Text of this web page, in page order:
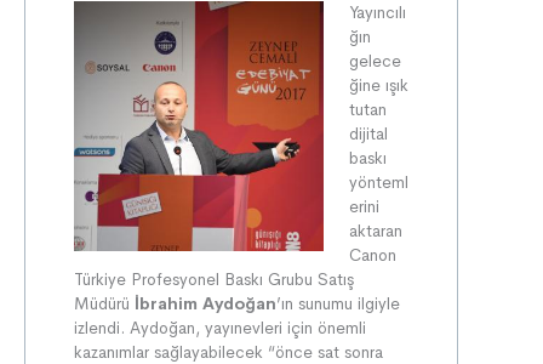
Yayıncılı
ğın
gelece
ğine ışık
tutan
dijital
baskı
yönteml
erini
aktaran
Canon
Türkiye Profesyonel Baskı Grubu Satış
Müdürü İbrahim Aydoğan’ın sunumu ilgiyle
izlendi. Aydoğan, yayınevleri için önemli
kazanımlar sağlayabilecek “önce sat sonra